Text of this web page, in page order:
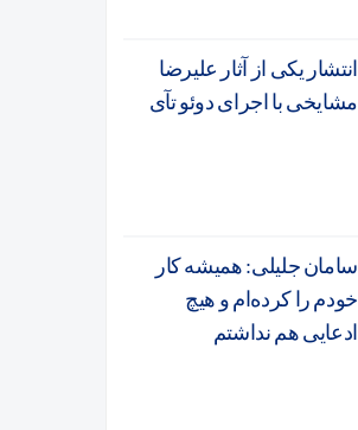
انتشار یکی از آثار علیرضا
مشایخی با اجرای دوئو تآی
سامان جلیلی: همیشه کار
خودم را کرده‌ام و هیچ
ادعایی هم نداشتم